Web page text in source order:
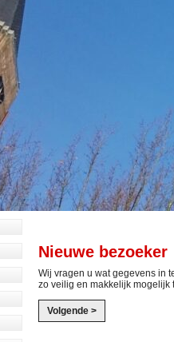
Nieuwe bezoeker
Wij vragen u wat gegevens in
zo veilig en makkelijk mogelijk